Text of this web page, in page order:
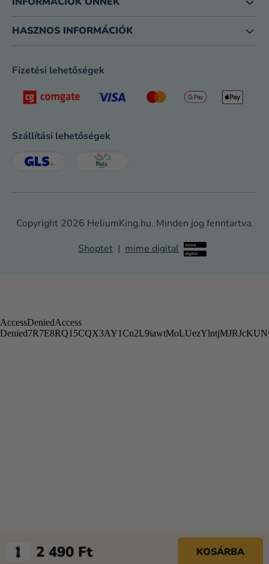
2 490 FtEgységár:
KOSÁRBA
HASZNOS INFORMÁCIÓK
Fizetési lehetőségek
Szállítási lehetőségek
Shoptet | mime digital
Copyright 2026 HeliumKing.hu. Minden jog fenntartva.